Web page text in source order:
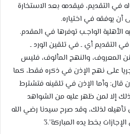
في التقديم، فيقدمه بعد الاستخارة
أن يوفقه في اختياره.
الأهلية الواجـب توفرها في المقدم.
التقديم أي ـ في تلقين الورد ـ
المعروف، والنهج المألوف، فليس
على نهج الإذن في ذكره فقط، كما
قال: وأما الإذن في تلقينه فتشترط
ذلك إلا لمن ظهر عليه من الشواهد
تأهيله لذلك، وقد صرح سيدنا رضي الله
بخط يده المباركة”.3